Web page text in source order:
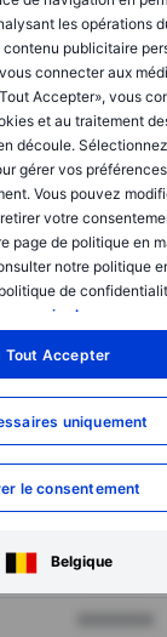
les opérations
publicitaire
connecter aux
Accepter», vous
et au traitement
découle.
gérer vos
Vous pouvez
votre
page de politique en
notre politique
de
savoir plus
Tout Accepter
uniquement
le consentement
Belgique
ESG (en
/
T1
XXXXXXX
XXXXXXX
XXXXXXX
XXXXXXX
XXXXXXX
XXXXXXX